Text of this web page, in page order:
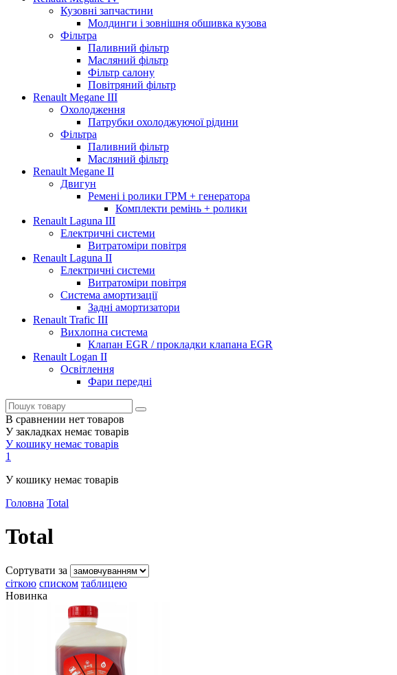
Кузовні запчастини
Молдинги і зовнішня обшивка кузова
Фільтра
Паливний фільтр
Масляний фільтр
Фільтр салону
Повітряний фільтр
Renault Megane III
Охолодження
Патрубки охолоджуючої рідини
Фільтра
Паливний фільтр
Масляний фільтр
Renault Megane II
Двигун
Ремені і ролики ГРМ + генератора
Комплекти ремінь + ролики
Renault Laguna III
Електричні системи
Витратоміри повітря
Renault Laguna II
Електричні системи
Витратоміри повітря
Система амортизації
Задні амортизатори
Renault Trafic III
Вихлопна система
Клапан EGR / прокладки клапана EGR
Renault Logan II
Освітлення
Фари передні
В сравнении нет товаров
У закладках немає товарів
У кошику немає товарів
1
У кошику немає товарів
Головна Total
Total
Сортувати за
сіткою списком таблицею
Новинка